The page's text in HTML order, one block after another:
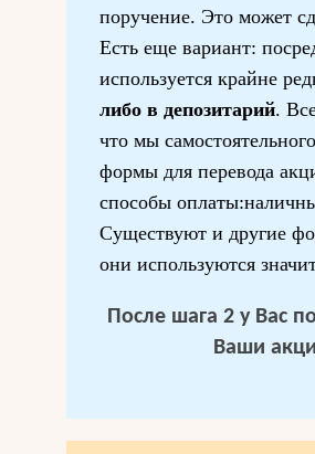
поручение. Это может
Есть еще вариант:
используется крайне
либо в депозитарий.
что мы
формы для перевода
способы
Существуют и другие
они используются
После шага 2 у Вас
Ваши